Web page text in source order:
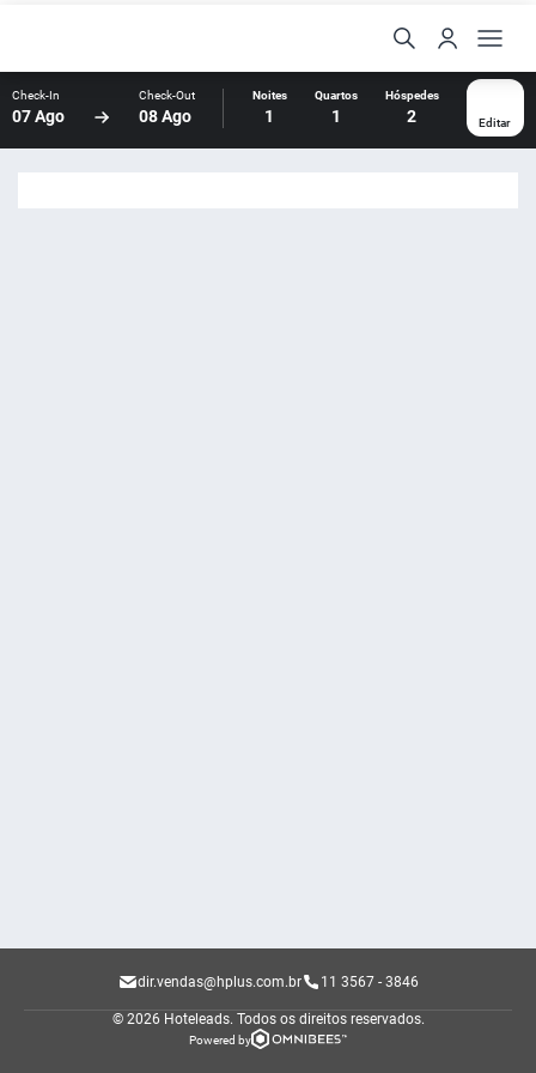
Check-In
07 Ago
Check-Out
08 Ago
Noites
1
Quartos
1
Hóspedes
2 Editar
dir.vendas@hplus.com.br 11 3567 - 3846
© 2026 Hoteleads. Todos os direitos reservados.
Powered by